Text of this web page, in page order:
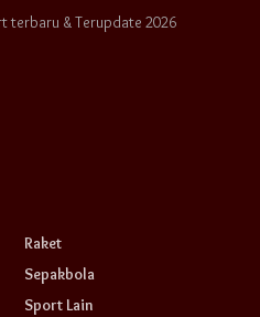
terbaru & Terupdate 2026
Raket
Sepakbola
Sport Lain